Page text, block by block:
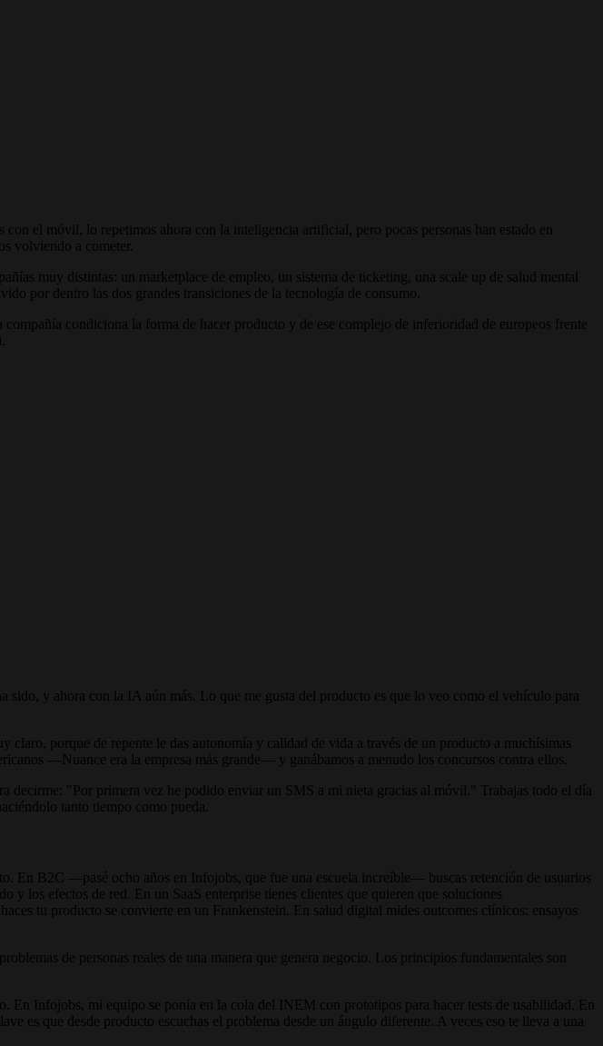
el móvil, lo repetimos ahora con la inteligencia artificial, pero pocas personas han estado en
volviendo a cometer.
muy distintas: un marketplace de empleo, un sistema de ticketing, una scale up de salud mental
por dentro las dos grandes transiciones de la tecnología de consumo.
condiciona la forma de hacer producto y de ese complejo de inferioridad de europeos frente
y ahora con la IA aún más. Lo que me gusta del producto es que lo veo como el vehículo para
porque de repente le das autonomía y calidad de vida a través de un producto a muchísimas
—Nuance era la empresa más grande— y ganábamos a menudo los concursos contra ellos.
decirme: "Por primera vez he podido enviar un SMS a mi nieta gracias al móvil." Trabajas todo el día
tanto tiempo como pueda.
En B2C —pasé ocho años en Infojobs, que fue una escuela increíble— buscas retención de usuarios
los efectos de red. En un SaaS enterprise tienes clientes que quieren que soluciones
tu producto se convierte en un Frankenstein. En salud digital mides outcomes clínicos: ensayos
de personas reales de una manera que genera negocio. Los principios fundamentales son
En Infojobs, mi equipo se ponía en la cola del INEM con prototipos para hacer tests de usabilidad. En
que desde producto escuchas el problema desde un ángulo diferente. A veces eso te lleva a una